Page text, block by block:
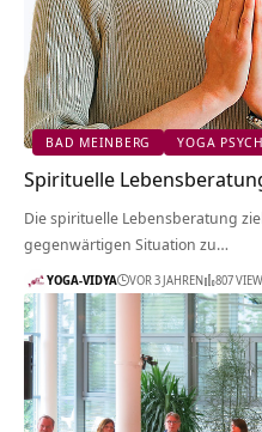
BAD MEINBERG YOGA
Spirituelle
Die spirituelle Lebensberatung
gegenwärtigen Situation zu…
YOGA-VIDYA VOR 3 JAHREN 807